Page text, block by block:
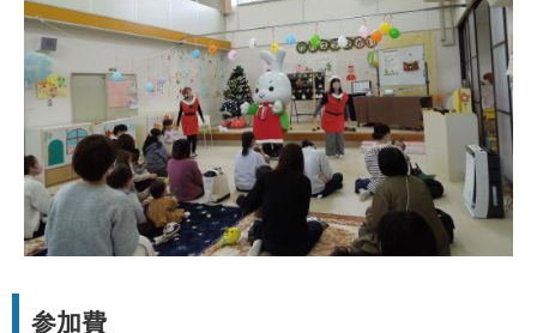
参加費